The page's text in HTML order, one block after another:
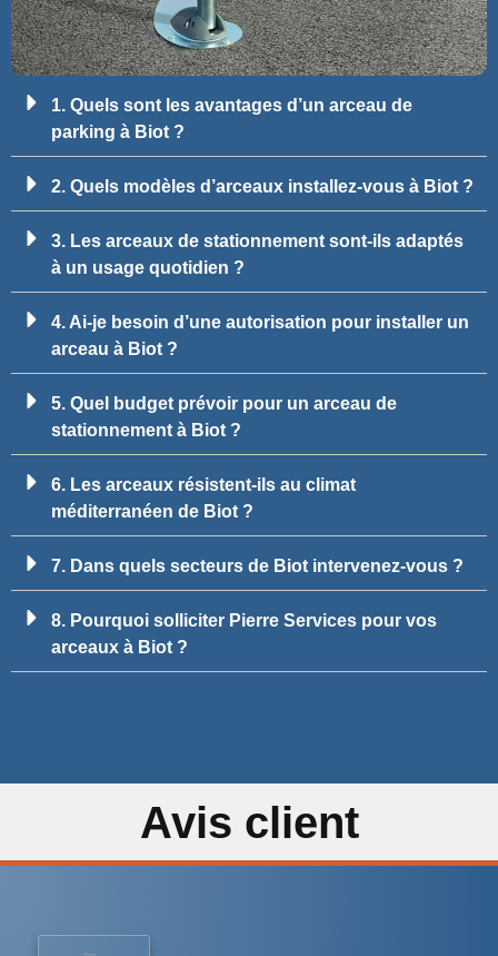
1. Quels sont les avantages d’un arceau de
parking à Biot ?
2. Quels modèles d’arceaux installez-vous à Biot ?
3. Les arceaux de stationnement sont-ils adaptés
à un usage quotidien ?
4. Ai-je besoin d’une autorisation pour installer un
arceau à Biot ?
5. Quel budget prévoir pour un arceau de
stationnement à Biot ?
6. Les arceaux résistent-ils au climat
méditerranéen de Biot ?
7. Dans quels secteurs de Biot intervenez-vous ?
8. Pourquoi solliciter Pierre Services pour vos
arceaux à Biot ?
Avis client